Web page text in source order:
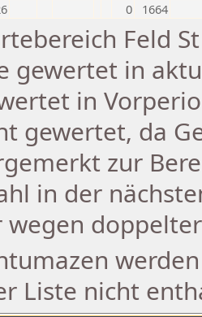
0 1664
Feld
gewertet in
in
gewertet, da
zur
in der
wegen
Liste nicht